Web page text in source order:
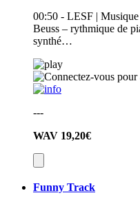
00:50 - LESF |
Beuss – rythmique de
synthé…
---
WAV 19,20€
Funny Track